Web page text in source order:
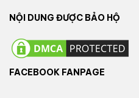
NỘI DUNG ĐƯỢC BẢO HỘ
FACEBOOK FANPAGE